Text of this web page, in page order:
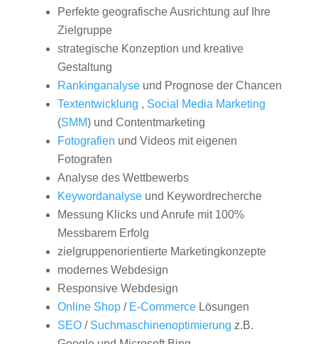
Perfekte geografische Ausrichtung auf Ihre
Zielgruppe
strategische Konzeption und kreative
Gestaltung
Rankinganalyseund Prognose der Chancen
Textentwicklung , Social Media Marketing
(SMM) und Contentmarketing
Fotografien und Videos mit eigenen
Fotografen
Analyse des Wettbewerbs
Keywordanalyseund Keywordrecherche
Messung Klicks und Anrufe mit 100%
Messbarem Erfolg
zielgruppenorientierte Marketingkonzepte
modernes Webdesign
Responsive Webdesign
Online Shop/ E-CommerceLösungen
SEO/ Suchmaschinenoptimierung z.B.